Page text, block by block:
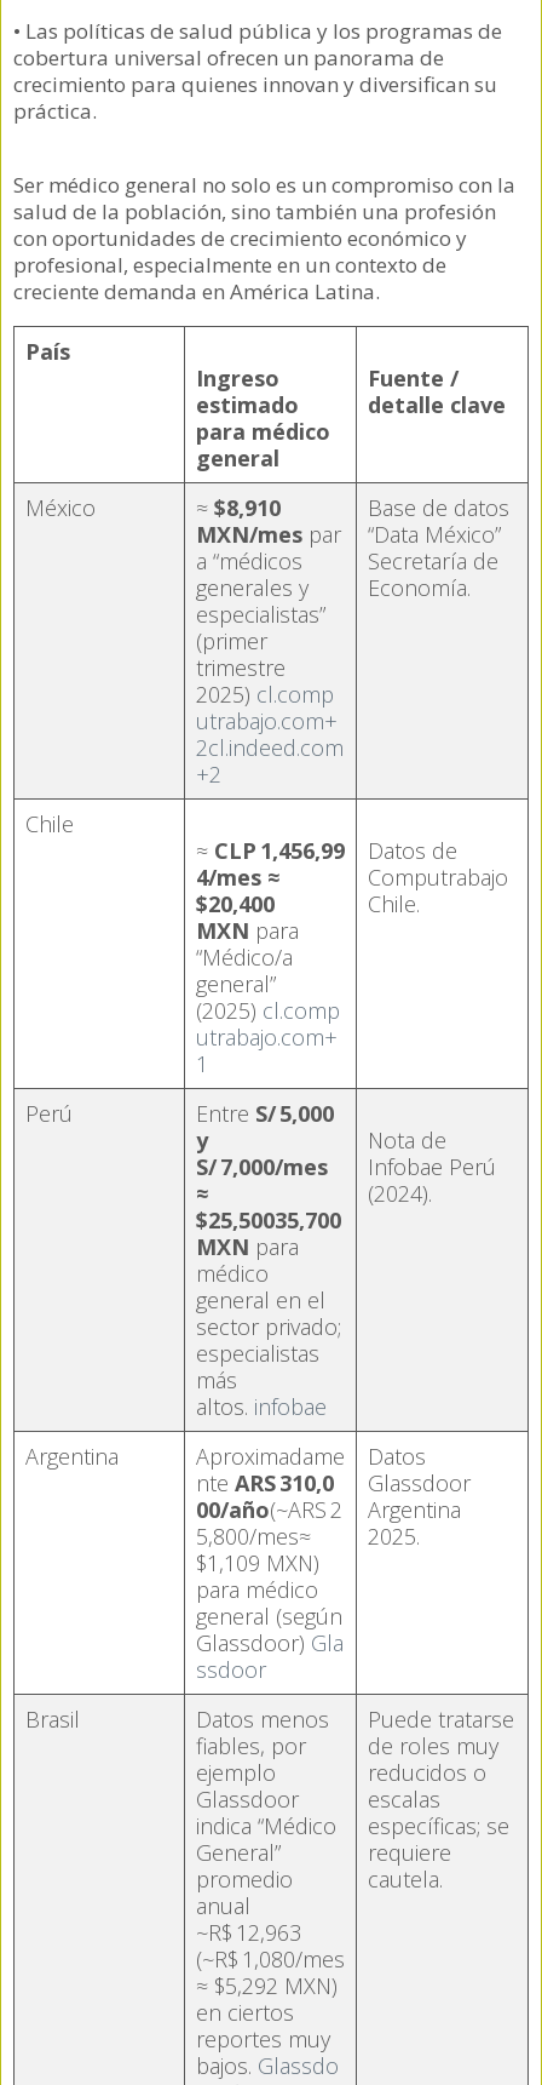
• Las políticas de salud pública y los programas de
cobertura universal ofrecen un panorama de
crecimiento para quienes innovan y diversifican su
práctica.
Ser médico general no solo es un compromiso con la
salud de la población, sino también una profesión
con oportunidades de crecimiento económico y
profesional, especialmente en un contexto de
creciente demanda en América Latina.
País
Ingreso
estimado
para médico
general
Fuente /
detalle clave
México ≈ $8,910
MXN/mes par
a “médicos
generales y
especialistas”
(primer
trimestre
2025) cl.comp
utrabajo.com+
2cl.indeed.com
+2
Base de datos
“Data México”
Secretaría de
Economía.
Chile
≈ CLP 1,456,99
4/mes ≈
$20,400
MXN para
“Médico/a
general”
(2025) cl.comp
utrabajo.com+
1
Datos de
Computrabajo
Chile.
Perú Entre S/ 5,000
y
S/ 7,000/mes
≈
$25,50035,700
MXN para
médico
general en el
sector privado;
especialistas
más
altos. infobae
Nota de
Infobae Perú
(2024).
Argentina
Aproximadame
nte ARS 310,0
00/año(~ARS 2
5,800/mes≈
$1,109 MXN)
para médico
general (según
Glassdoor) Gla
ssdoor
Datos
Glassdoor
Argentina
2025.
Brasil
Datos menos
fiables, por
ejemplo
Glassdoor
indica “Médico
General”
promedio
anual
~R$ 12,963
(~R$ 1,080/mes
≈ $5,292 MXN)
en ciertos
reportes muy
bajos. Glassdo
Puede tratarse
de roles muy
reducidos o
escalas
específicas; se
requiere
cautela.